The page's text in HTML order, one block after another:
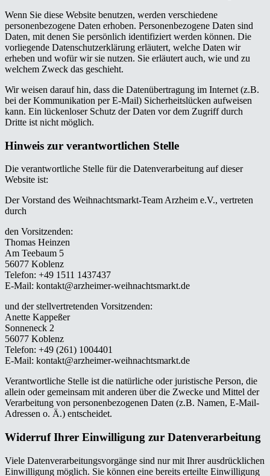
Wenn Sie diese Website benutzen, werden verschiedene
personenbezogene Daten erhoben. Personenbezogene Daten sind
Daten, mit denen Sie persönlich identifiziert werden können. Die
vorliegende Datenschutzerklärung erläutert, welche Daten wir
erheben und wofür wir sie nutzen. Sie erläutert auch, wie und zu
welchem Zweck das geschieht.
Wir weisen darauf hin, dass die Datenübertragung im Internet (z.B.
bei der Kommunikation per E-Mail) Sicherheitslücken aufweisen
kann. Ein lückenloser Schutz der Daten vor dem Zugriff durch
Dritte ist nicht möglich.
Hinweis zur verantwortlichen Stelle
Die verantwortliche Stelle für die Datenverarbeitung auf dieser
Website ist:
Der Vorstand des Weihnachtsmarkt-Team Arzheim e.V., vertreten
durch
den Vorsitzenden:
Thomas Heinzen
Am Teebaum 5
56077 Koblenz
Telefon: +49 1511 1437437
E-Mail: kontakt@arzheimer-weihnachtsmarkt.de
und der stellvertretenden Vorsitzenden:
Anette Kappeßer
Sonneneck 2
56077 Koblenz
Telefon: +49 (261) 1004401
E-Mail: kontakt@arzheimer-weihnachtsmarkt.de
Verantwortliche Stelle ist die natürliche oder juristische Person, die
allein oder gemeinsam mit anderen über die Zwecke und Mittel der
Verarbeitung von personenbezogenen Daten (z.B. Namen, E-Mail-
Adressen o. Ä.) entscheidet.
Widerruf Ihrer Einwilligung zur Datenverarbeitung
Viele Datenverarbeitungsvorgänge sind nur mit Ihrer ausdrücklichen
Einwilligung möglich. Sie können eine bereits erteilte Einwilligung